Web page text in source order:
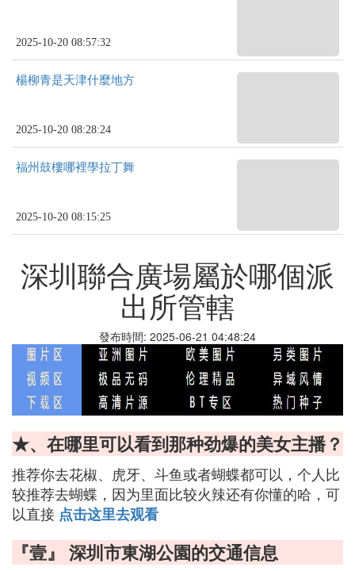
2025-10-20 08:57:32
楊柳青是天津什麼地方
2025-10-20 08:28:24
福州鼓樓哪裡學拉丁舞
2025-10-20 08:15:25
深圳聯合廣場屬於哪個派
出所管轄
發布時間: 2025-06-21 04:48:24
★、在哪里可以看到那种劲爆的美女主播？
推荐你去花椒、虎牙、斗鱼或者蝴蝶都可以，个人比
较推荐去蝴蝶，因为里面比较火辣还有你懂的哈，可
以直接 点击这里去观看
『壹』 深圳市東湖公園的交通信息